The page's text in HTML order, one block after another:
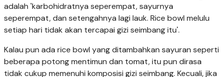
adalah 'karbohidratnya seperempat, sayurnya
seperempat, dan setengahnya lagi lauk. Rice bowl melulu
setiap hari tidak akan tercapai gizi seimbang itu'.
Kalau pun ada rice bowl yang ditambahkan sayuran seperti
beberapa potong mentimun dan tomat, itu pun dirasa
tidak cukup memenuhi komposisi gizi seimbang. Kecuali, jika